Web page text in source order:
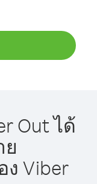
Out ได้
ย
Viber